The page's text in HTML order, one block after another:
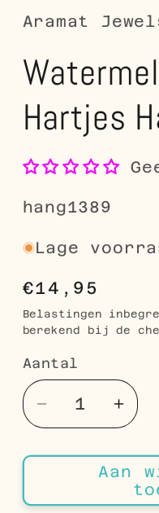
Aramat
Hartjes
SKU:
hang1389
Lage
Normale
prijs
€14,95
Belastingen
berekend bij de
Aantal
Aantal
Aantal
verlagen
voor
Watermeloen
Kwarts
Aantal
voor
Aan